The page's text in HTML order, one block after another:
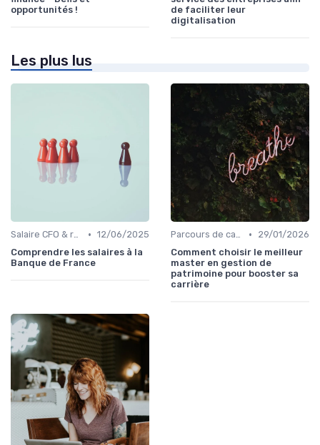
opportunités !
de faciliter leur
digitalisation
Les plus lus
Salaire CFO & rémunération variable • 12/06/2025
Comprendre les salaires à la
Banque de France
Parcours de carrière en finance •
29/01/2026
Comment choisir le meilleur
master en gestion de
patrimoine pour booster sa
carrière